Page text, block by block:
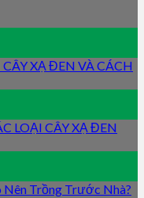
XẠ ĐEN VÀ CÁCH
LOẠI CÂY XẠ ĐEN
Nên Trồng Trước Nhà?